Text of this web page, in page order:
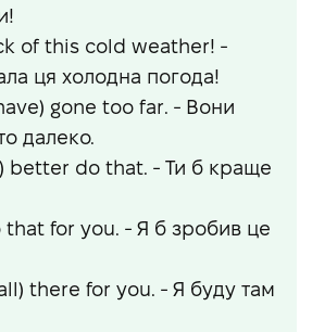
of this cold weather! -
ця холодна погода!
gone too far. - Вони
далеко.
better do that. - Ти б краще
that for you. - Я б зробив це
there for you. - Я буду там